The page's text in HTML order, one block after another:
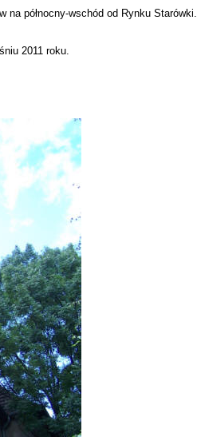
na północny-wschód od Rynku Starówki.
2011 roku.